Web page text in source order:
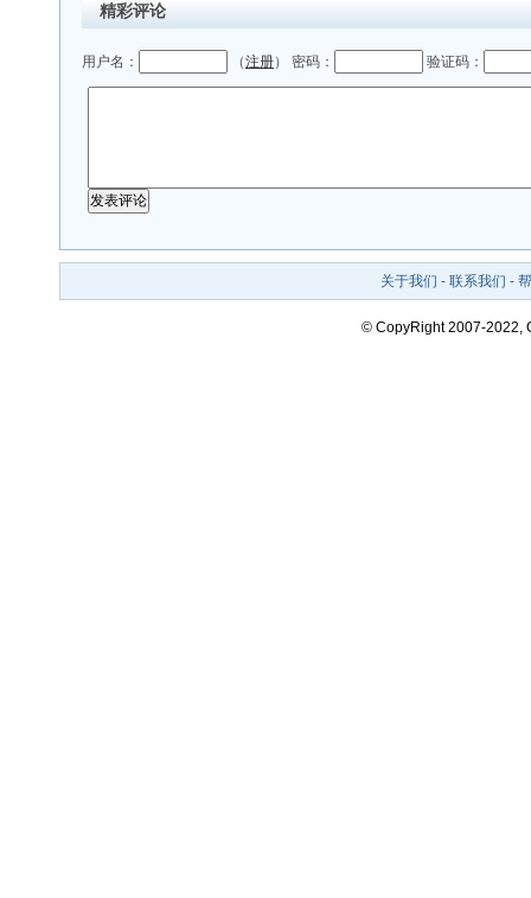
精彩评论
用户名： （注册） 密码： 验证码：
关于我们 - 联系我们 -
© CopyRight 2007-2022,